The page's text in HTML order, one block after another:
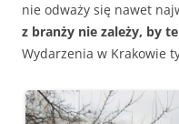
nie odważy się nawet
z branży nie zależy, by
Wydarzenia w Krakowie